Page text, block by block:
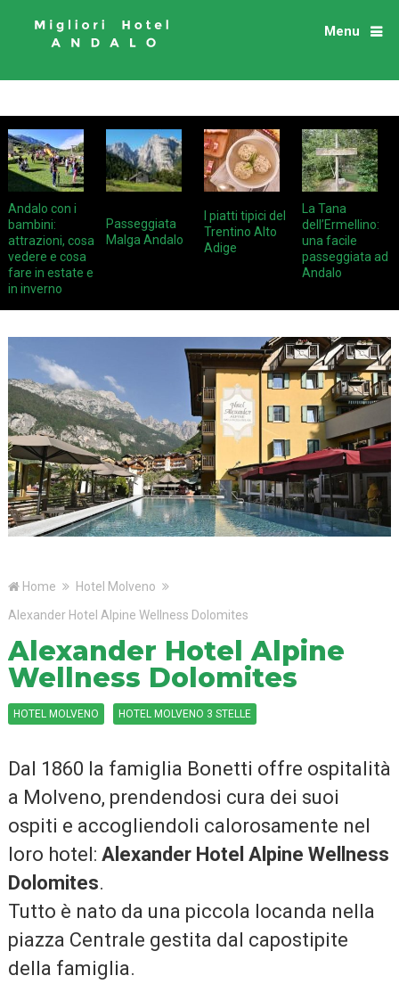
Menu
Andalo con i
bambini:
attrazioni, cosa
vedere e cosa
fare in estate e
in inverno
Passeggiata
Malga Andalo
I piatti tipici del
Trentino Alto
Adige
La Tana
dell’Ermellino:
una facile
passeggiata ad
Andalo
Home
Hotel Molveno
Alexander Hotel Alpine Wellness Dolomites
Alexander Hotel Alpine
Wellness Dolomites
HOTEL MOLVENO HOTEL MOLVENO 3 STELLE
Dal 1860 la famiglia Bonetti offre ospitalità
a Molveno, prendendosi cura dei suoi
ospiti e accogliendoli calorosamente nel
loro hotel: Alexander Hotel Alpine Wellness
Dolomites.
Tutto è nato da una piccola locanda nella
piazza Centrale gestita dal capostipite
della famiglia.